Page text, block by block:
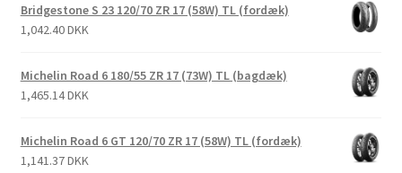
Bridgestone S 23 120/70 ZR 17 (58W) TL (fordæk)
1,042.40 DKK
Michelin Road 6 180/55 ZR 17 (73W) TL (bagdæk)
1,465.14 DKK
Michelin Road 6 GT 120/70 ZR 17 (58W) TL (fordæk)
1,141.37 DKK